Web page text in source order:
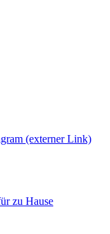
(externer Link)
zu Hause